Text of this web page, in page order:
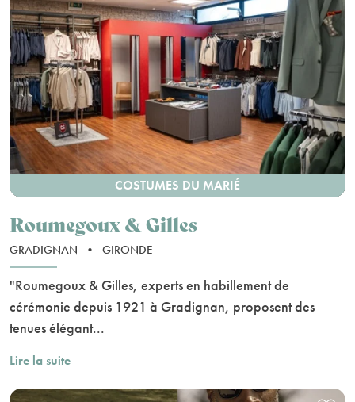
COSTUMES DU MARIÉ
Roumegoux & Gilles
GRADIGNAN • GIRONDE
"Roumegoux & Gilles, experts en habillement de
cérémonie depuis 1921 à Gradignan, proposent des
tenues élégant...
Lire la suite